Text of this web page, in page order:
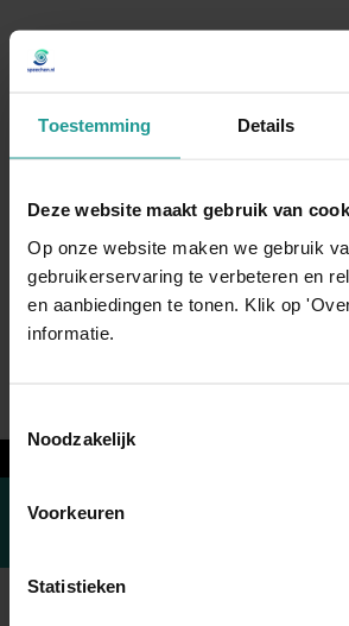
Toestemming Details
Deze website maakt gebruik van
Op onze website maken we gebruik
gebruikerservaring te verbeteren en
en aanbiedingen te tonen. Klik op
informatie.
Noodzakelijk
Voorkeuren
Statistieken
Gerelateerde
Een mindmap als
bij presenteren
Presenteren? Maak een mindmap
presentatie. Een mindmap helpt je